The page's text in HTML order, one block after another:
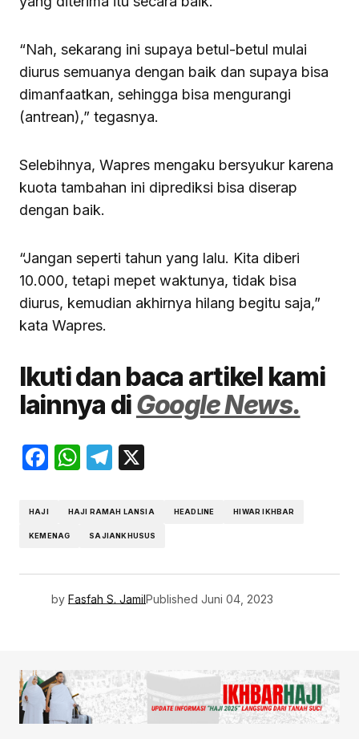
“Nah, sekarang ini supaya betul-betul mulai
diurus semuanya dengan baik dan supaya bisa
dimanfaatkan, sehingga bisa mengurangi
(antrean),” tegasnya.
Selebihnya, Wapres mengaku bersyukur karena
kuota tambahan ini diprediksi bisa diserap
dengan baik.
“Jangan seperti tahun yang lalu. Kita diberi
10.000, tetapi mepet waktunya, tidak bisa
diurus, kemudian akhirnya hilang begitu saja,”
kata Wapres.
Ikuti dan baca artikel kami
lainnya diGoogle News.
Facebook
WhatsApp
Telegram
HAJI HAJI RAMAH LANSIA HEADLINE HIWAR IKHBAR
KEMENAG SAJIANKHUSUS
by Fasfah S. JamilPublished Juni 04, 2023